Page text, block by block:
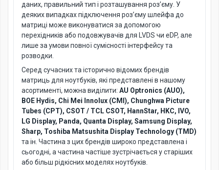
даних, правильний тип і розташування роз’єму. У
деяких випадках підключення роз’єму шлейфа до
матриці може виконуватися за допомогою
перехідників або подовжувачів для LVDS чи eDP, але
лише за умови повної сумісності інтерфейсу та
розводки.
Серед сучасних та історично відомих брендів
матриць для ноутбуків, які представлені в нашому
асортименті, можна виділити: AU Optronics (AUO),
BOE Hydis, Chi Mei Innolux (CMI), Chunghwa Picture
Tubes (CPT), CSOT / TCL CSOT, HannStar, HKC, IVO,
LG Display, Panda, Quanta Display, Samsung Display,
Sharp, Toshiba Matsushita Display Technology (TMD)
та ін. Частина з цих брендів широко представлена і
сьогодні, а частина частіше зустрічається у старіших
або більш рідкісних моделях ноутбуків.